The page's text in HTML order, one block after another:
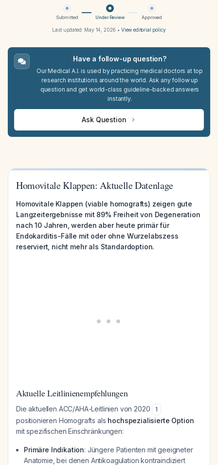
Submitted Under Review Approved
Last updated: May 14, 2026 • View editorial policy
Have a follow-up question?
Our Medical A.I. is used by practicing medical doctors at top
research institutions around the world. Ask any follow up
question and get world-class guideline-backed answers
instantly.
Ask Question
Homovitale Klappen: Aktuelle Datenlage
Homovitale Klappen (viable homografts) zeigen gute
Langzeitergebnisse mit 89% Freiheit von Degeneration
nach 10 Jahren, werden aber heute primär für
Endokarditis-Fälle mit oder ohne Wurzelabszess
reserviert, nicht mehr als Standardoption.
Aktuelle Leitlinienempfehlungen
Die aktuellen ACC/AHA-Leitlinien von 2020 1
positionieren Homografts als hochspezialisierte Option
mit spezifischen Einschränkungen:
Primäre Indikation: Jüngere Patienten mit geeigneter
Anatomie, bei denen Antikoagulation kontraindiziert